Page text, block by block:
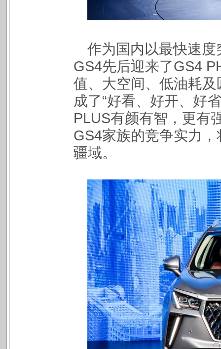
作为国内以最快速
GS4先后迎来了GS4
值、大空间、低油耗
成了“好看、好开、好
PLUS有颜有智，更有
GS4家族的竞争实力
疆域。